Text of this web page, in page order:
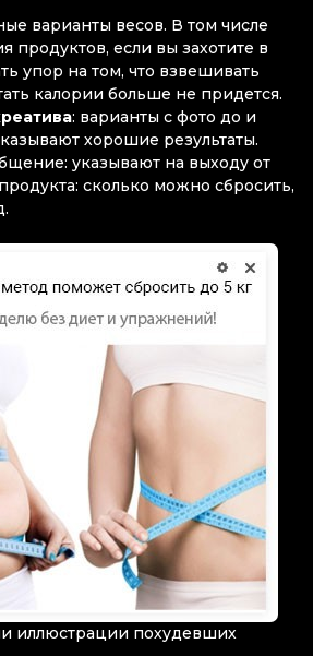
варианты весов. В том числе
продуктов, если вы захотите в
упор на том, что взвешивать
калории больше не придется.
: варианты с фото до и
хорошие результаты.
указывают на выходу от
сколько можно сбросить,
иллюстрации похудевших